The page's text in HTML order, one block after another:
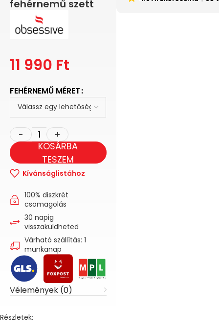
fehérnemű szett
11 990 Ft
FEHÉRNEMŰ MÉRET
KOSÁRBA
TESZEM
Kívánságlistához
100% diszkrét
csomagolás
30 napig
visszaküldheted
Várható szállítás: 1
munkanap
Vélemények (0)
Részletek: